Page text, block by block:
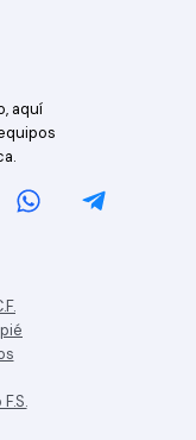
aquí